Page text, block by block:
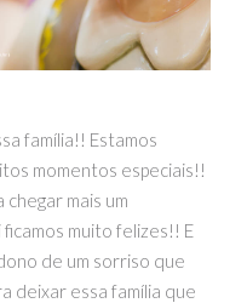
família!! Estamos
momentos especiais!!
mais um
muito felizes!! E
de um sorriso que
deixar essa família que